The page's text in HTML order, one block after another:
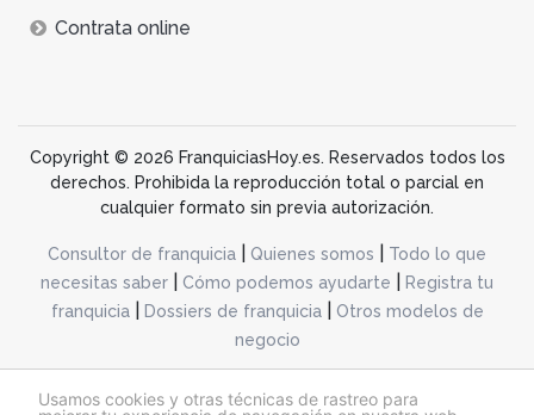
Usamos cookies y otras técnicas de rastreo para
Contrata online
Copyright © 2026 FranquiciasHoy.es. Reservados todos los
derechos. Prohibida la reproducción total o parcial en
cualquier formato sin previa autorización.
Consultor de franquicia Quienes somos
Todo lo que
necesitas saber
Cómo podemos ayudarte
Registra tu
franquicia| Dossiers de franquicia|
Otros modelos de
negocio